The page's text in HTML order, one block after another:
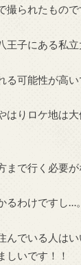
撮られたもので
王子にある私立
る可能性が高い
はりロケ地は
まで行く必要が
るわけですし…。
んでいる人は
しいです！！